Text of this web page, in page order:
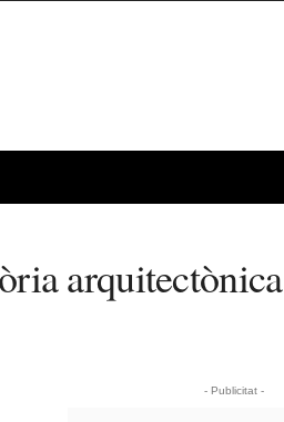
arquitectònica
- Publicitat -